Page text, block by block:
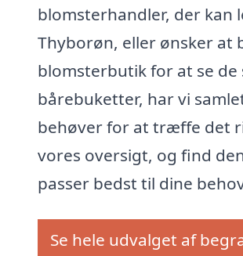
blomsterhandler, der kan
Thyborøn, eller ønsker at
blomsterbutik for at se de
bårebuketter, har vi
behøver for at træffe det
vores oversigt, og find
passer bedst til dine
Se hele udvalget af